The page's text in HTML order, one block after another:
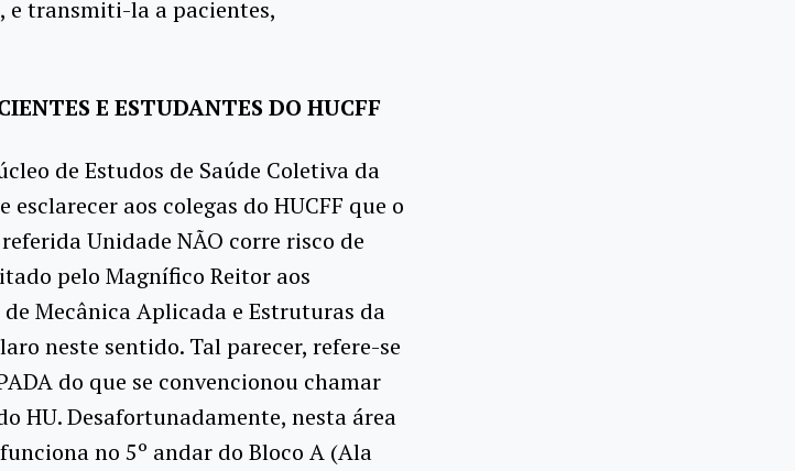
transmiti-la a pacientes,
E ESTUDANTES DO HUCFF
de Estudos de Saúde Coletiva da
esclarecer aos colegas do HUCFF que o
Unidade NÃO corre risco de
pelo Magnífico Reitor aos
Mecânica Aplicada e Estruturas da
neste sentido. Tal parecer, refere-se
do que se convencionou chamar
HU. Desafortunadamente, nesta área
no 5º andar do Bloco A (Ala